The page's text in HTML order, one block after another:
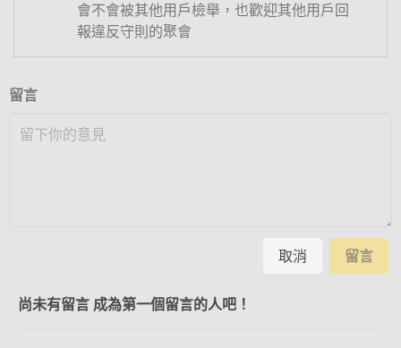
會不會被其他用戶檢舉，也歡迎其他用戶回
報違反守則的聚會
留言
取消 留言
尚未有留言 成為第一個留言的人吧！